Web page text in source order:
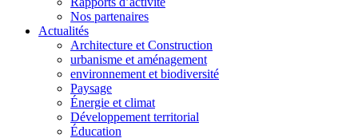
Nos partenaires
Actualités
Architecture et Construction
urbanisme et aménagement
environnement et biodiversité
Paysage
Énergie et climat
Développement territorial
Éducation